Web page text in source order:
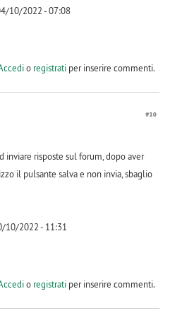
10/2022 - 07:08
o registratiper inserire commenti.
#10
inviare risposte sul forum, dopo aver
il pulsante salva e non invia, sbaglio
10/2022 - 11:31
o registratiper inserire commenti.